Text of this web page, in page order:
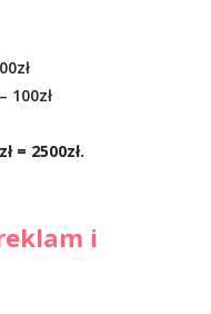
100zł
= 2500zł.
i